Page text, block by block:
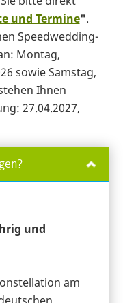
und Termine".
Speedwedding-
Montag,
sowie Samstag,
Ihnen
27.04.2027,
und
am